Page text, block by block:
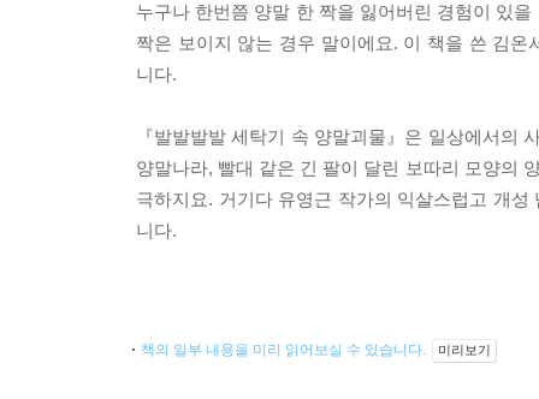
누구나 한번쯤 양말 한 짝을 잃어버린 경험이 있
짝은 보이지 않는 경우 말이에요. 이 책을 쓴 김온
니다.
『발발발발 세탁기 속 양말괴물』은 일상에서의
양말나라, 빨대 같은 긴 팔이 달린 보따리 모양의
극하지요. 거기다 유영근 작가의 익살스럽고 개
니다.
책의 일부 내용을 미리 읽어보실 수 있습니다. 미리보기